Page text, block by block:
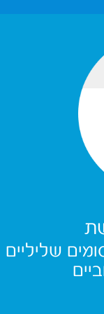
שליליים